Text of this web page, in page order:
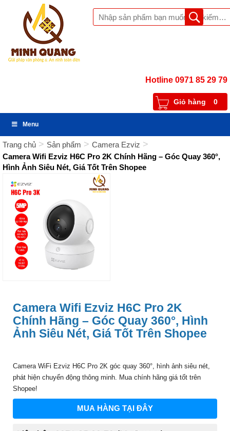
Hotline 0971 85 29 79
Giỏ hàng 0
Menu
Trang chủ > Sản phẩm > Camera Ezviz >
Camera Wifi Ezviz H6C Pro 2K Chính Hãng – Góc Quay 360°,
Hình Ảnh Siêu Nét, Giá Tốt Trên Shopee
Camera Wifi Ezviz H6C Pro 2K
Chính Hãng – Góc Quay 360°, Hình
Ảnh Siêu Nét, Giá Tốt Trên Shopee
Camera WiFi Ezviz H6C Pro 2K góc quay 360°, hình ảnh siêu nét,
phát hiện chuyển động thông minh. Mua chính hãng giá tốt trên
Shopee!
MUA HÀNG TẠI ĐÂY